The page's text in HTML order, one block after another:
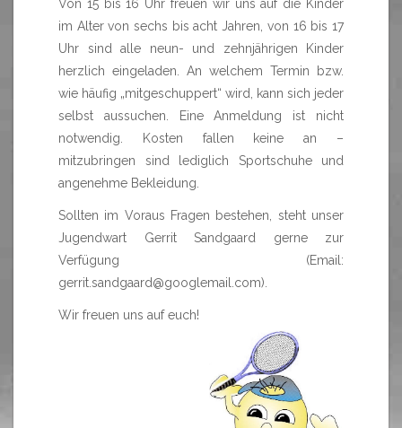
Von 15 bis 16 Uhr freuen wir uns auf die Kinder
im Alter von sechs bis acht Jahren, von 16 bis 17
Uhr sind alle neun- und zehnjährigen Kinder
herzlich eingeladen. An welchem Termin bzw.
wie häufig „mitgeschuppert“ wird, kann sich jeder
selbst aussuchen. Eine Anmeldung ist nicht
notwendig. Kosten fallen keine an –
mitzubringen sind lediglich Sportschuhe und
angenehme Bekleidung.
Sollten im Voraus Fragen bestehen, steht unser
Jugendwart Gerrit Sandgaard gerne zur
Verfügung (Email:
gerrit.sandgaard@googlemail.com).
Wir freuen uns auf euch!